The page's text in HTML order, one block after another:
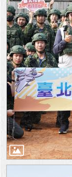
與
專
區
臺
北
旅
遊
網
政
府
網
站
資
料